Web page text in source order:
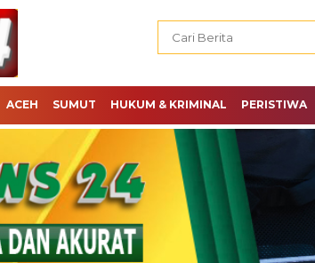
ACEH SUMUT HUKUM & KRIMINAL PERISTIWA